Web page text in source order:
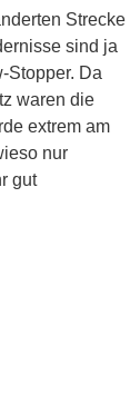
Strecke
sind ja
Stopper. Da
waren die
extrem am
nur
gut